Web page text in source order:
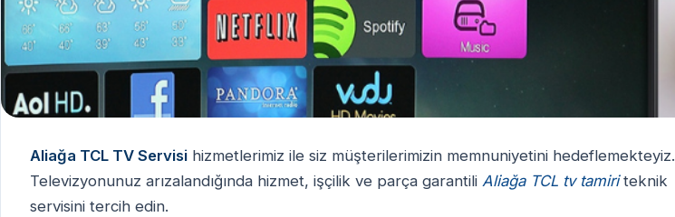
Aliağa TCL TV Servisi hizmetlerimiz ile siz müşterilerimizin memnuniyetini hedeflemekteyiz.
Televizyonunuz arızalandığında hizmet, işçilik ve parça garantili Aliağa TCL tv tamiriteknik
servisini tercih edin.